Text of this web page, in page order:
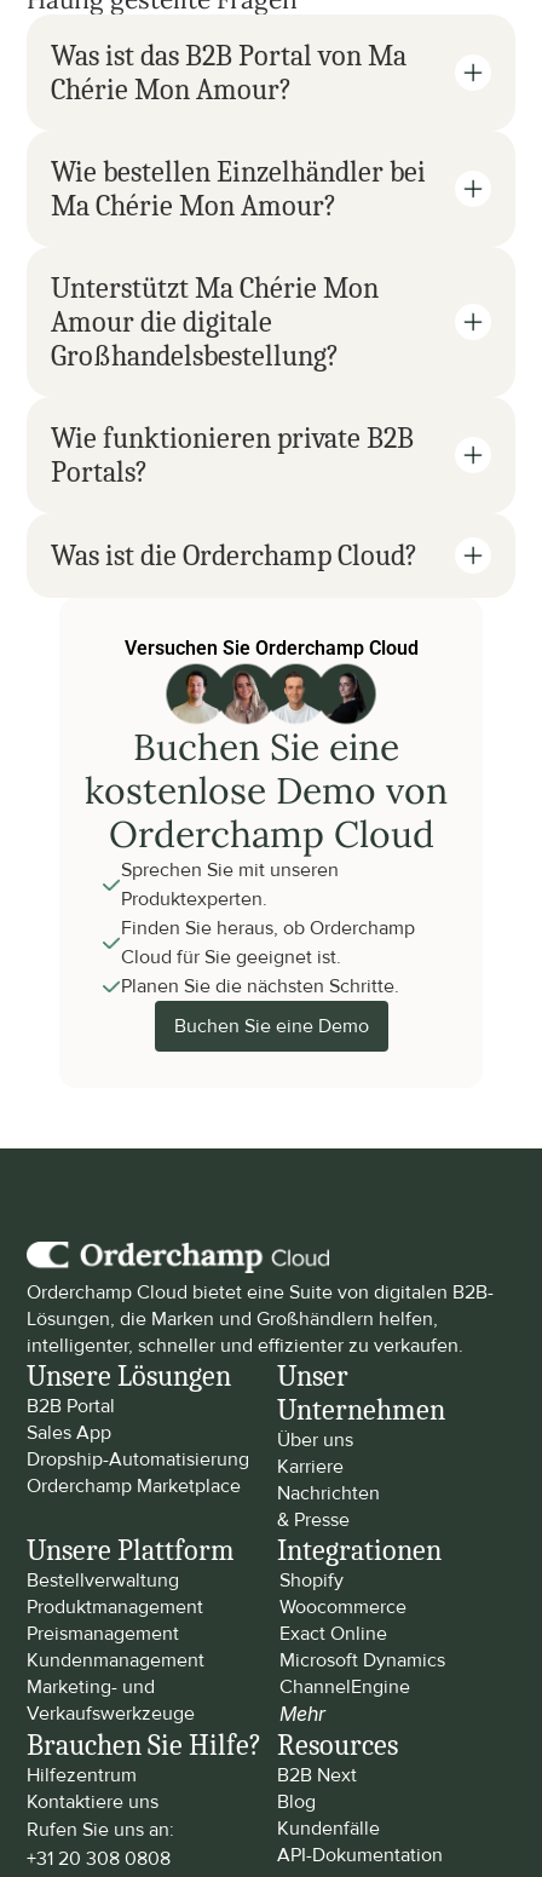
Was ist das B2B Portal von Ma
Chérie Mon Amour?
Wie bestellen Einzelhändler bei
Ma Chérie Mon Amour?
Unterstützt Ma Chérie Mon
Amour die digitale
Großhandelsbestellung?
Wie funktionieren private B2B
Portals?
Was ist die Orderchamp Cloud?
Versuchen Sie Orderchamp Cloud
Buchen Sie eine
kostenlose Demo von
Orderchamp Cloud
Sprechen Sie mit unseren
Produktexperten.
Finden Sie heraus, ob Orderchamp
Cloud für Sie geeignet ist.
Planen Sie die nächsten Schritte.
Buchen Sie eine Demo
Orderchamp Cloud bietet eine Suite von digitalen B2B-
Lösungen, die Marken und Großhändlern helfen,
intelligenter, schneller und effizienter zu verkaufen.
Unsere Lösungen
B2B Portal
Sales App
Dropship-Automatisierung
Orderchamp Marketplace
Unser
Unternehmen
Über uns
Karriere
Nachrichten
& Presse
Unsere Plattform
Bestellverwaltung
Produktmanagement
Preismanagement
Kundenmanagement
Marketing- und
Verkaufswerkzeuge
Integrationen
Shopify
Woocommerce
Exact Online
Microsoft Dynamics
ChannelEngine
Mehr
Brauchen Sie Hilfe?
Hilfezentrum
Kontaktiere uns
Rufen Sie uns an:
+31 20 308 0808
Resources
B2B Next
Blog
Kundenfälle
API-Dokumentation